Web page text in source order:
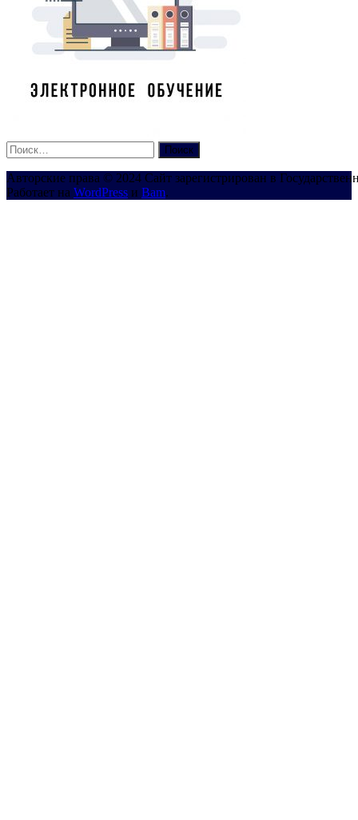
Найти:
Авторские права © 2024 Сайт зарегистрирован в
Работает на WordPress и Bam.